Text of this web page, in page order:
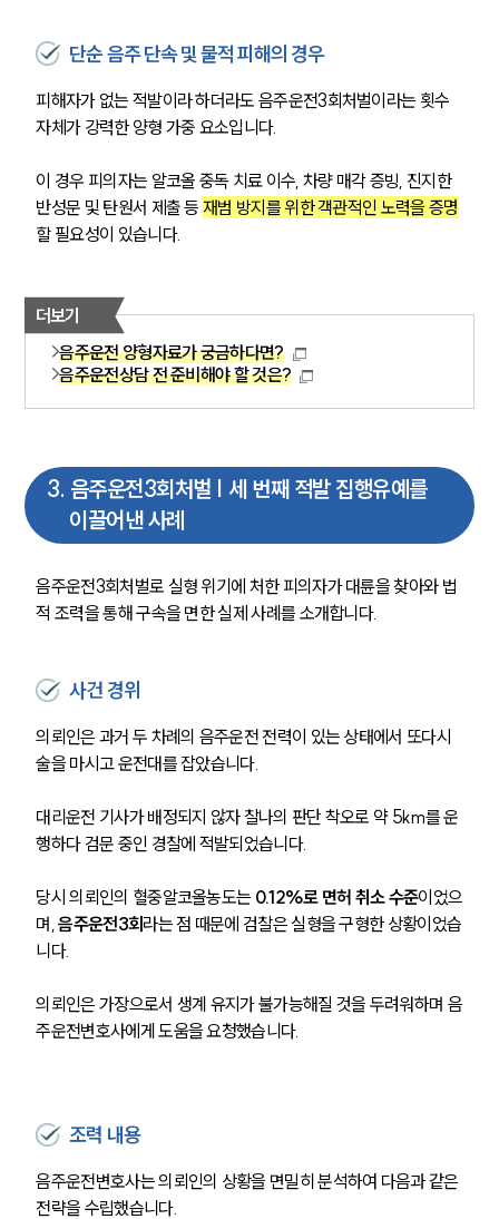
단순 음주 단속 및 물적 피해의 경우
피해자가 없는 적발이라 하더라도 음주운전3회처벌이라는 횟수
자체가 강력한 양형 가중 요소입니다.
이 경우 피의자는 알코올 중독 치료 이수, 차량 매각 증빙, 진지한
반성문 및 탄원서 제출 등 재범 방지를 위한 객관적인 노력을 증명
할 필요성이 있습니다.
더보기
음주운전 양형자료가 궁금하다면?
음주운전상담 전 준비해야 할 것은?
3. 음주운전3회처벌 | 세 번째 적발 집행유예를
이끌어낸 사례
음주운전3회처벌로 실형 위기에 처한 피의자가 대륜을 찾아와 법
적 조력을 통해 구속을 면한 실제 사례를 소개합니다.
사건 경위
의뢰인은 과거 두 차례의 음주운전 전력이 있는 상태에서 또다시
술을 마시고 운전대를 잡았습니다.
대리운전 기사가 배정되지 않자 찰나의 판단 착오로 약 5km를 운
행하다 검문 중인 경찰에 적발되었습니다.
당시 의뢰인의 혈중알코올농도는 0.12%로 면허 취소 수준이었으
며, 음주운전3회 라는 점 때문에 검찰은 실형을 구형한 상황이었습
니다.
의뢰인은 가장으로서 생계 유지가 불가능해질 것을 두려워하며 음
주운전변호사에게 도움을 요청했습니다.
조력 내용
음주운전변호사는 의뢰인의 상황을 면밀히 분석하여 다음과 같은
전략을 수립했습니다.